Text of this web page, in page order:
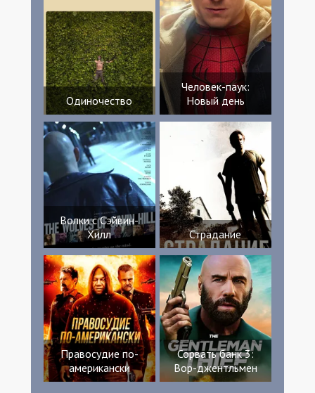
Одиночество
Человек-паук:
Новый день
Волки с Сэйвин-
Хилл
Страдание
Правосудие по-
американски
Сорвать банк 3:
Вор-джентльмен